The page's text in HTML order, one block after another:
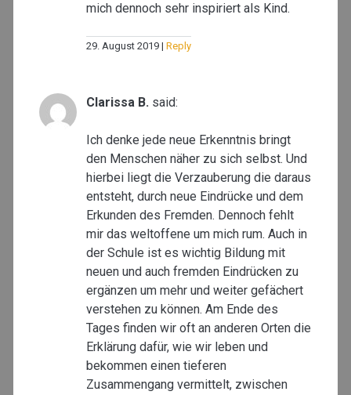
mich dennoch sehr inspiriert als Kind.
29. August 2019 Reply
Clarissa B. said:
Ich denke jede neue Erkenntnis bringt
den Menschen näher zu sich selbst. Und
hierbei liegt die Verzauberung die daraus
entsteht, durch neue Eindrücke und dem
Erkunden des Fremden. Dennoch fehlt
mir das weltoffene um mich rum. Auch in
der Schule ist es wichtig Bildung mit
neuen und auch fremden Eindrücken zu
ergänzen um mehr und weiter gefächert
verstehen zu können. Am Ende des
Tages finden wir oft an anderen Orten die
Erklärung dafür, wie wir leben und
bekommen einen tieferen
Zusammengang vermittelt, zwischen